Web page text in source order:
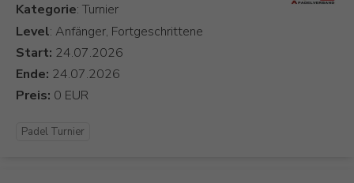
Kategorie
Level: Anfänger, Fortgeschrittene
Start:
Ende:
Preis:
Padel Turnier